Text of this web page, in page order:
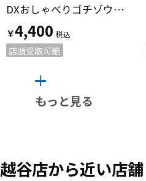
DXおしゃべりゴチゾウセット03 仮面ライダーガヴ
￥4,400
店頭受取可能
もっと見る
越谷店から近い店舗